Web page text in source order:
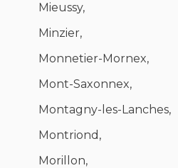
Mieussy,
Minzier,
Monnetier-Mornex,
Mont-Saxonnex,
Montagny-les-Lanches,
Montriond,
Morillon,